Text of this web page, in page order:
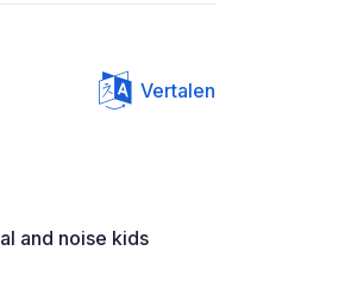
Vertalen
and noise kids